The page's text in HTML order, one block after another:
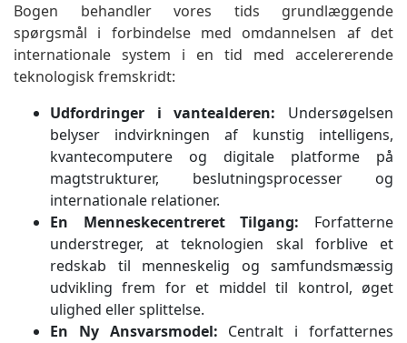
Bogen behandler vores tids grundlæggende
spørgsmål i forbindelse med omdannelsen af det
internationale system i en tid med accelererende
teknologisk fremskridt:
Udfordringer i vantealderen: Undersøgelsen
belyser indvirkningen af kunstig intelligens,
kvantecomputere og digitale platforme på
magtstrukturer, beslutningsprocesser og
internationale relationer.
En Menneskecentreret Tilgang: Forfatterne
understreger, at teknologien skal forblive et
redskab til menneskelig og samfundsmæssig
udvikling frem for et middel til kontrol, øget
ulighed eller splittelse.
En Ny Ansvarsmodel: Centralt i forfatternes